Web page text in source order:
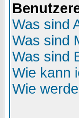
Was sind
Was sind
Was sind
Wie kann
Wie